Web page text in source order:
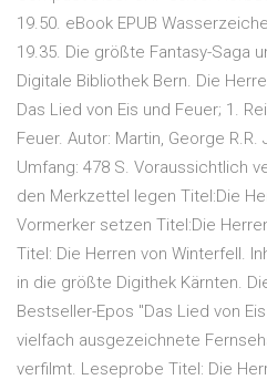
19.50. eBook EPUB
19.35. Die größte Fantasy-Saga
Digitale Bibliothek Bern. Die
Das Lied von Eis und Feuer; 1.
Feuer. Autor: Martin, George
Umfang: 478 S. Voraussichtlich
den Merkzettel legen Titel:Die
Vormerker setzen Titel:Die
Titel: Die Herren von Winterfell.
in die größte Digithek Kärnten.
Bestseller-Epos "Das Lied von
vielfach ausgezeichnete
verfilmt. Leseprobe Titel: Die